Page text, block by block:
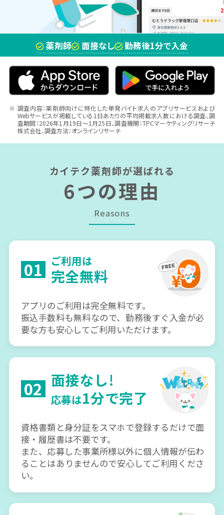
薬剤師 面接なし 勤務後1分で入金
※ 調査内容：薬剤師向けに特化した単発バイト求人のアプリサービスおよび
Webサービスが掲載している1日あたりの平均掲載求人数における調査、調
査期間：2026年1月19日～1月25日、調査機関：TPCマーケティングリサーチ
株式会社、調査方法：オンラインリサーチ
カイテク薬剤師が選ばれる
6つの理由
Reasons
01 ご利用は
完全無料
アプリのご利用は完全無料です。
振込手数料も無料なので、勤務後すぐ入金が必
要な方も安心してご利用いただけます。
02 面接なし!
応募は1分で完了
資格書類と身分証をスマホで登録するだけで面
接・履歴書は不要です。
また、応募した事業所様以外に個人情報が伝わ
ることはありませんので安心してご利用くださ
い。